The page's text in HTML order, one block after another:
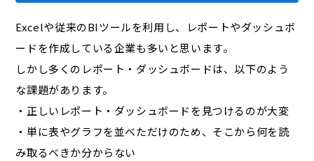
Excelや従来のBIツールを利用し、レポートやダッシュボ
ードを作成している企業も多いと思います。
しかし多くのレポート・ダッシュボードは、以下のよう
な課題があります。
・正しいレポート・ダッシュボードを見つけるのが大変
・単に表やグラフを並べただけのため、そこから何を読
み取るべきか分からない